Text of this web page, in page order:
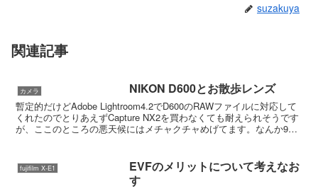
suzakuya
関連記事
カメラ NIKON D600とお散歩レンズ
暫定的だけどAdobe Lightroom4.2でD600のRAWファイルに対応して
くれたのでとりあえずCapture NX2を買わなくても耐えられそうです
が、ここのところの悪天候にはメチャクチャめげてます。なんか9月
fujifilm X-E1
EVFのメリットについて考えなお
す